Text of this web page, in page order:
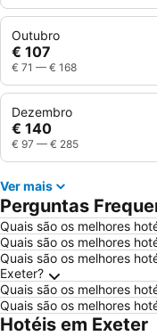
Outubro
€ 107
€ 71 — € 168
Dezembro
€ 140
€ 97 — € 285
Ver mais
Perguntas
Quais são os melhores
Quais são os melhores
Quais são os melhores
Exeter?
Quais são os melhores
Quais são os melhores
Hotéis em Exeter